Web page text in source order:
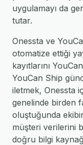
uygulamayı da
tutar.
Onessta ve
otomatize ettiği
kayıtlarını
YouCan Ship
iletmek, Onessta
genelinde birden
oluştuğunda
müşteri verilerini
doğru bilgi